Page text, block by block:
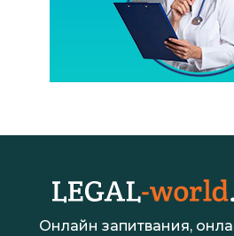
Онлайн запитвания,